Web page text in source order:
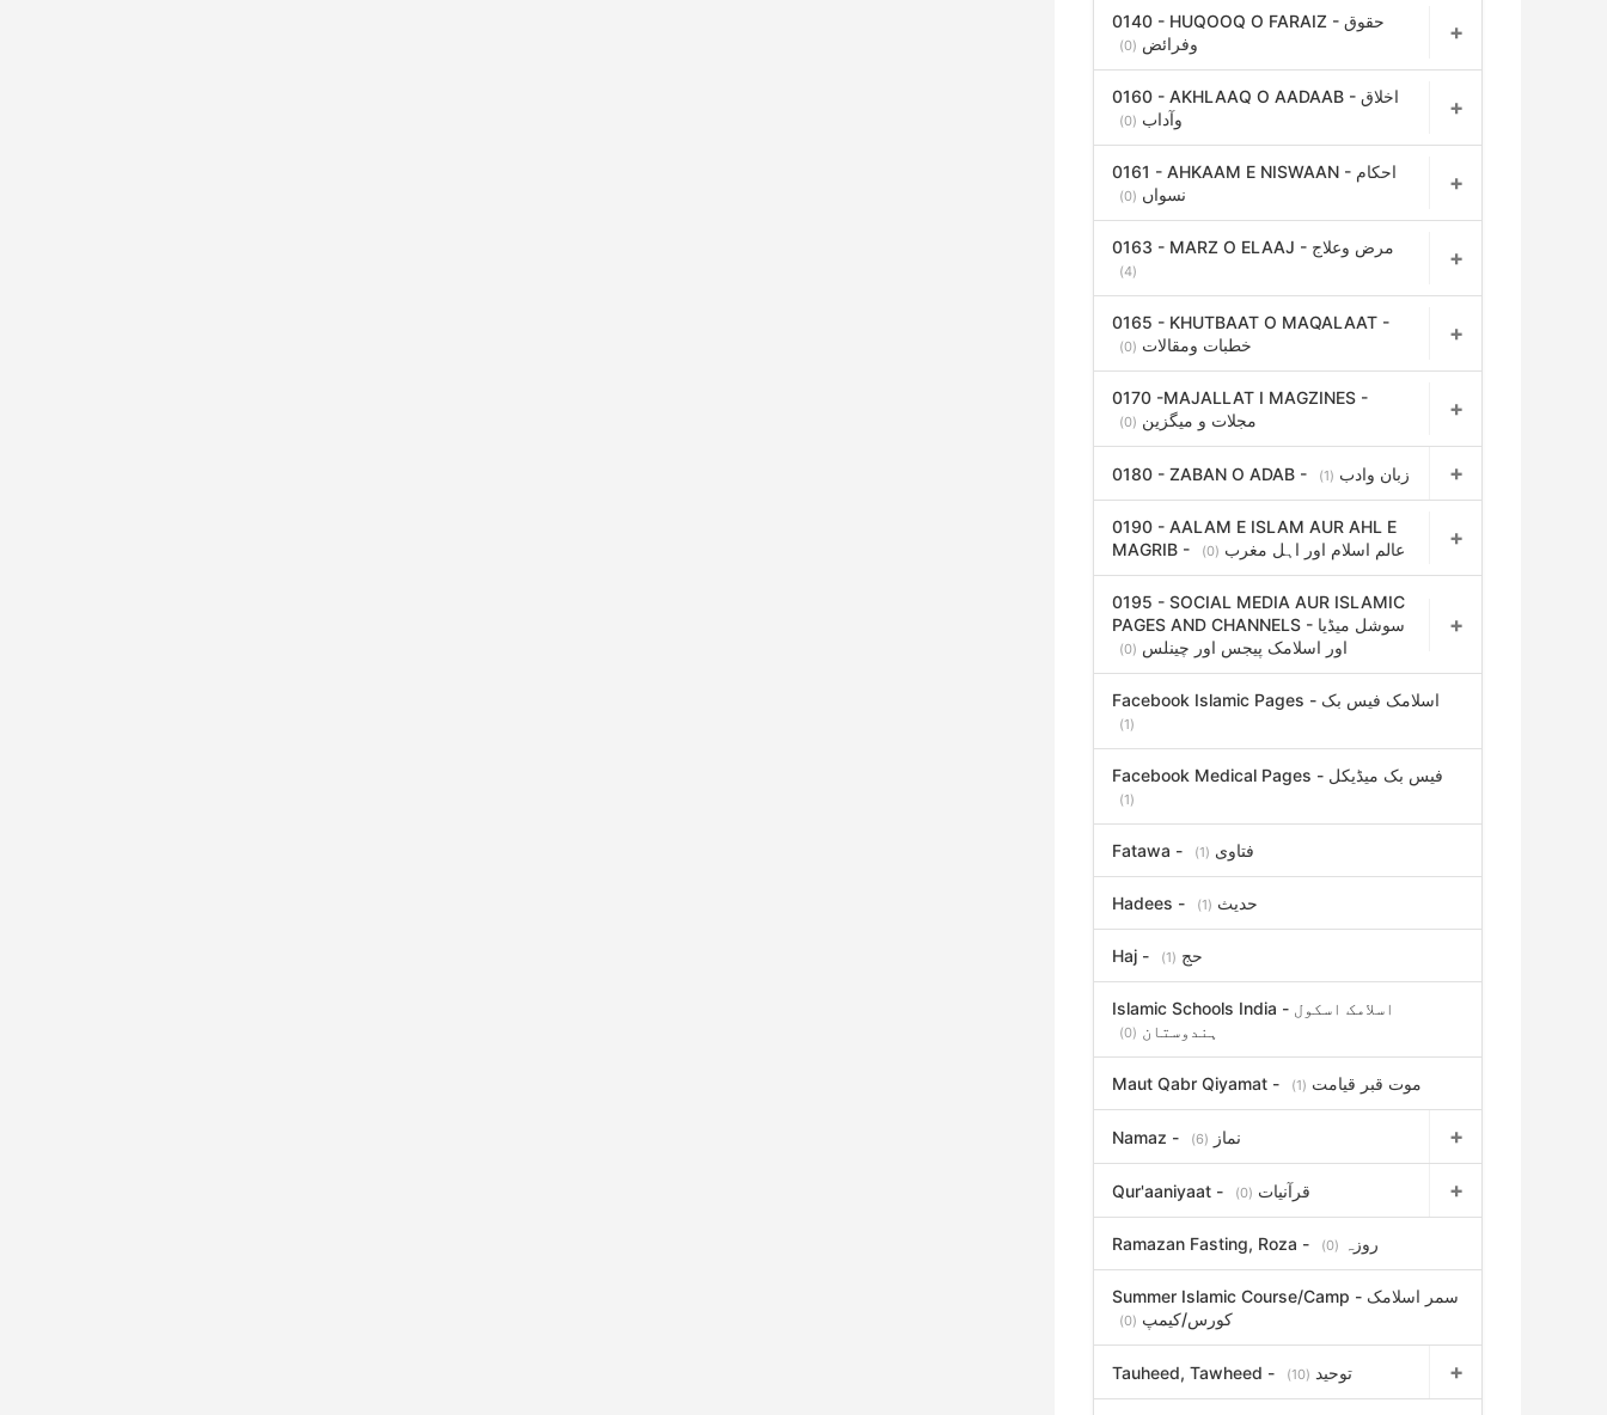
0140 - HUQOOQ O FARAIZ - حقوق
وفرائض (0)
0160 - AKHLAAQ O AADAAB - اخلاق
وآداب (0)
0161 - AHKAAM E NISWAAN - احکام
نسواں (0)
0163 - MARZ O ELAAJ - مرض وعلاج
(4)
0165 - KHUTBAAT O MAQALAAT -
خطبات ومقالات (0)
0170 -MAJALLAT I MAGZINES -
مجلات و میگزین (0)
0180 - ZABAN O ADAB - زبان وادب (1)
0190 - AALAM E ISLAM AUR AHL E
MAGRIB - عالم اسلام اور اہل مغرب (0)
0195 - SOCIAL MEDIA AUR ISLAMIC
PAGES AND CHANNELS - سوشل میڈیا
اور اسلامک پیجس اور چینلس (0)
Facebook Islamic Pages - اسلامک فیس بک
(1)
Facebook Medical Pages - فیس بک میڈیکل
(1)
Fatawa - فتاوی (1)
Hadees - حدیث (1)
Haj - حج (1)
Islamic Schools India - اسلامک اسکول
ہندوستان (0)
Maut Qabr Qiyamat - موت قبر قیامت (1)
Namaz - نماز (6)
Qur'aaniyaat - قرآنیات (0)
Ramazan Fasting, Roza - روزہ (0)
Summer Islamic Course/Camp - سمر اسلامک
کورس/کیمپ (0)
Tauheed, Tawheed - توحید (10)